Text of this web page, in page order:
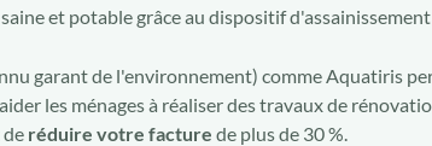
et potable grâce au dispositif
garant de l'environnement) comme Aquatiris
les ménages à réaliser des travaux de
réduire votre facture de plus de 30 %.